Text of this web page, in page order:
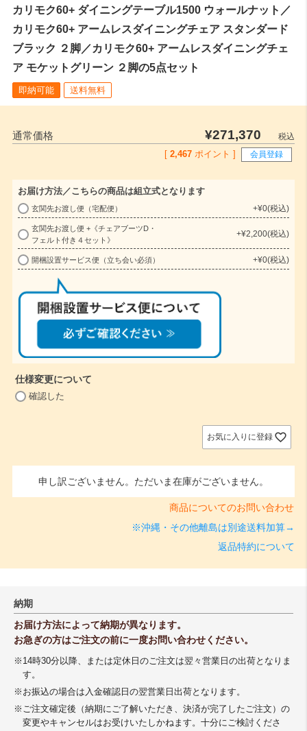
カリモク60+ ダイニングテーブル1500 ウォールナット／
カリモク60+ アームレスダイニングチェア スタンダード
ブラック ２脚／カリモク60+ アームレスダイニングチェ
ア モケットグリーン ２脚の5点セット
即納可能 送料無料
通常価格 ¥271,370
税込
2,467 ポイント ] 会員登録
お届け方法／こちらの商品は組立式となります
須
玄関先お渡し便（宅配便） +¥0 税込
玄関先お渡し便 +《チェアブーツD・
フェルト付き４セット》
+¥2,200 税込
開梱設置サービス便（立ち会い必須） +¥0 税込
仕様変更について
確認した
お気に入りに登録
申し訳ございません。ただいま在庫がございません。
商品についてのお問い合わせ
※沖縄・その他離島は別途送料加算→
返品特約について
納期
お届け方法によって納期が異なります。
お急ぎの方はご注文の前に一度お問い合わせください。
※14時30分以降、または定休日のご注文は翌々営業日の出荷となりま
す。
※お振込の場合は入金確認日の翌営業日出荷となります。
※ご注文確定後（納期にご了解いただき、決済が完了したご注文）の
変更やキャンセルはお受けいたしかねます。十分にご検討くださ